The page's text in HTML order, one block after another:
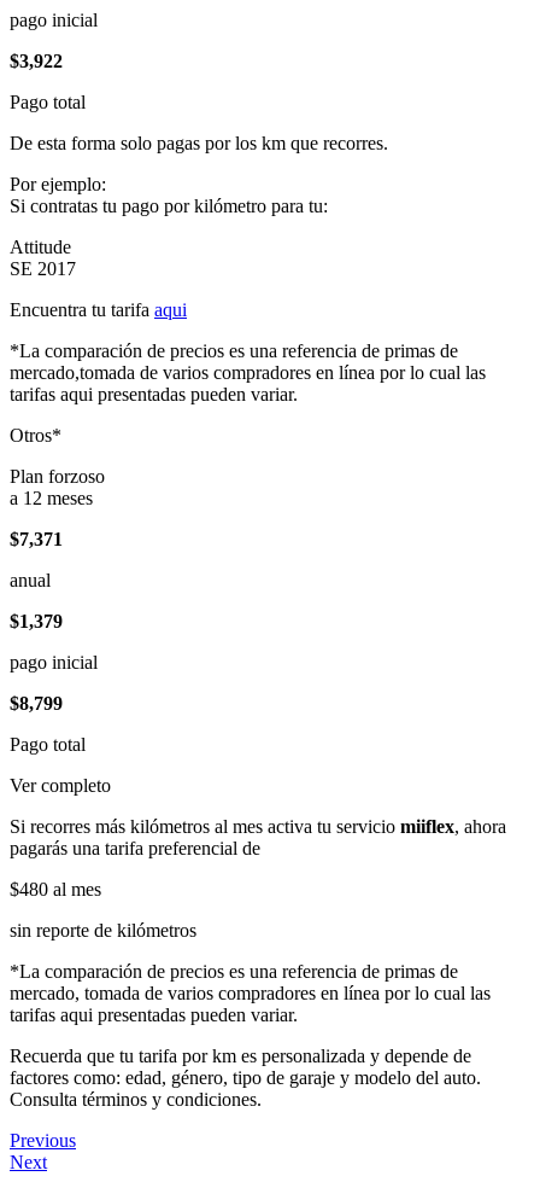
pago inicial
$3,922
Pago total
De esta forma solo pagas por los km que recorres.
Por ejemplo:
Si contratas tu pago por kilómetro para tu:
Attitude
SE 2017
Encuentra tu tarifa aqui
*La comparación de precios es una referencia de primas de
mercado,tomada de varios compradores en línea por lo cual las
tarifas aqui presentadas pueden variar.
Otros*
Plan forzoso
a 12 meses
$7,371
anual
$1,379
pago inicial
$8,799
Pago total
Ver completo
Si recorres más kilómetros al mes activa tu servicio miiflex, ahora
pagarás una tarifa preferencial de
$480 al mes
sin reporte de kilómetros
*La comparación de precios es una referencia de primas de
mercado, tomada de varios compradores en línea por lo cual las
tarifas aqui presentadas pueden variar.
Recuerda que tu tarifa por km es personalizada y depende de
factores como: edad, género, tipo de garaje y modelo del auto.
Consulta términos y condiciones.
Previous
Next